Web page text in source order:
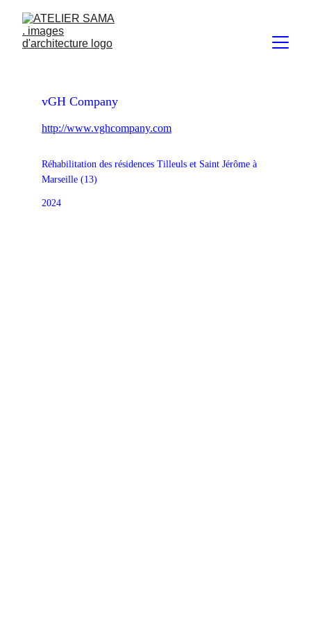
Réhabilitation des résidences Tilleuls et Saint Jérôme à
Marseille (13)
2024
http://www.vghcompany.com
vGH Company